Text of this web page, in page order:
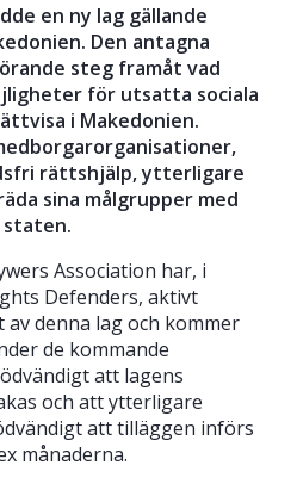
en ny lag gällande
Den antagna
steg framåt vad
för utsatta sociala
i Makedonien.
rättshjälp, ytterligare
sina målgrupper med
Association har, i
Defenders, aktivt
denna lag och kommer
de kommande
att lagens
och att ytterligare
att tilläggen införs
månaderna.